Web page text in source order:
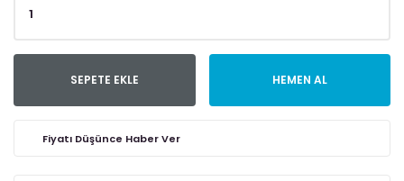
SEPETE EKLE HEMEN AL
Fiyatı Düşünce Haber Ver